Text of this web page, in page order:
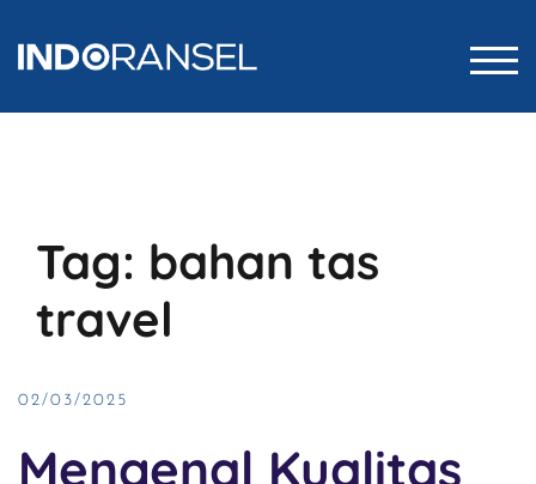
Tag: bahan tas
travel
02/03/2025
Mengenal Kualitas